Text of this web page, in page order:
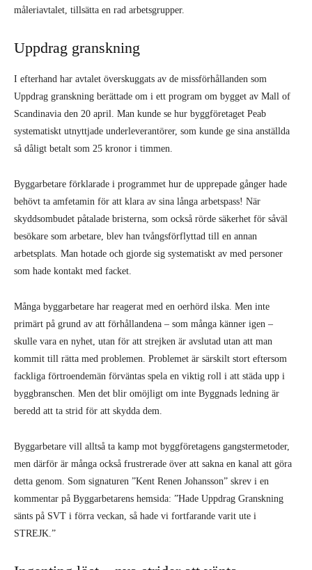
måleriavtalet, tillsätta en rad arbetsgrupper.
Uppdrag granskning
I efterhand har avtalet överskuggats av de missförhållanden som
Uppdrag granskning berättade om i ett program om bygget av Mall of
Scandinavia den 20 april. Man kunde se hur byggföretaget Peab
systematiskt utnyttjade underleverantörer, som kunde ge sina anställda
så dåligt betalt som 25 kronor i timmen.
Byggarbetare förklarade i programmet hur de upprepade gånger hade
behövt ta amfetamin för att klara av sina långa arbetspass! När
skyddsombudet påtalade bristerna, som också rörde säkerhet för såväl
besökare som arbetare, blev han tvångsförflyttad till en annan
arbetsplats. Man hotade och gjorde sig systematiskt av med personer
som hade kontakt med facket.
Många byggarbetare har reagerat med en oerhörd ilska. Men inte
primärt på grund av att förhållandena – som många känner igen –
skulle vara en nyhet, utan för att strejken är avslutad utan att man
kommit till rätta med problemen. Problemet är särskilt stort eftersom
fackliga förtroendemän förväntas spela en viktig roll i att städa upp i
byggbranschen. Men det blir omöjligt om inte Byggnads ledning är
beredd att ta strid för att skydda dem.
Byggarbetare vill alltså ta kamp mot byggföretagens gangstermetoder,
men därför är många också frustrerade över att sakna en kanal att göra
detta genom. Som signaturen ”Kent Renen Johansson” skrev i en
kommentar på Byggarbetarens hemsida: ”Hade Uppdrag Granskning
sänts på SVT i förra veckan, så hade vi fortfarande varit ute i
STREJK.”